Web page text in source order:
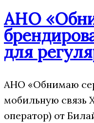
АНО
для
АНО «Обнимаю
мобильную связь
оператор) от